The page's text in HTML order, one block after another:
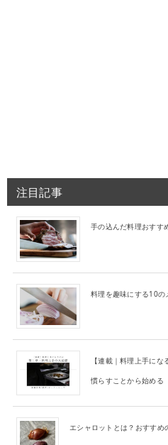
注目記事
手の込んだ料理おすす
料理を趣味にする10の
【連載｜料理上手に
慣らすことから始める
エシャロットとは？おすすめ